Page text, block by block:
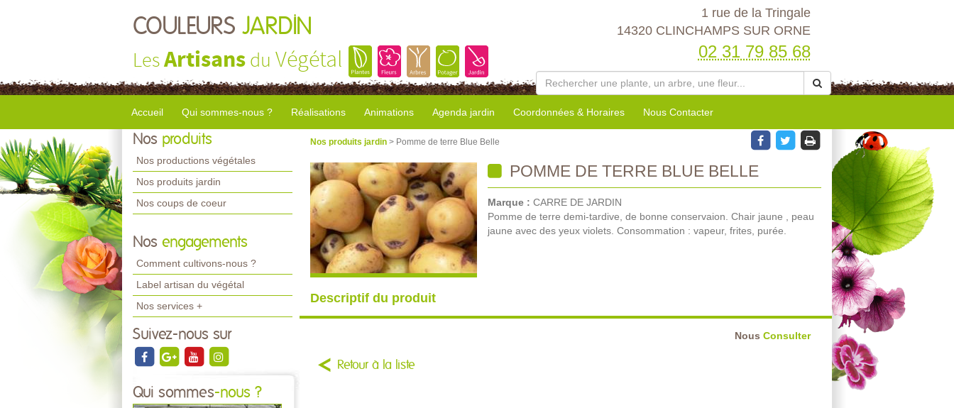
COULEURS JARDIN
LesArtisans du Végétal
1 rue de la Tringale
14320 CLINCHAMPS SUR ORNE
02 31 79 85 68
Accueil Qui sommes-nous ? Réalisations Animations Agenda jardin Coordonnées & Horaires Nous Contacter
Nos produits
Nos productions végétales
Nos produits jardin
Nos coups de coeur
Nos engagements
Comment cultivons-nous ?
Label artisan du végétal
Nos services +
Suivez-nous sur
Qui sommes-nous ?
Nos produits jardin > Pomme de terre Blue Belle
POMME DE TERRE BLUE BELLE
Marque : CARRE DE JARDIN
Pomme de terre demi-tardive, de bonne conservaion. Chair jaune , peau
jaune avec des yeux violets. Consommation : vapeur, frites, purée.
Descriptif du produit
Nous Consulter
Retour à la liste